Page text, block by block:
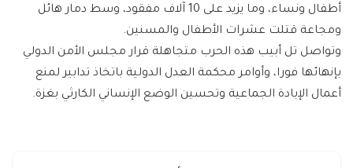
أطفال ونساء، وما يزيد على 10 آلاف مفقود، وسط دمار هائل
ومجاعة قتلت عشرات الأطفال والمسنين.
وتواصل تل أبيب هذه الحرب متجاهلة قرار مجلس الأمن الدولي
بإنهائها فورا، وأوامر محكمة العدل الدولية باتخاذ تدابير لمنع
أعمال الإبادة الجماعية وتحسين الوضع الإنساني الكارثي بغزة.